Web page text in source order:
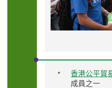
香港公平貿
成員之一